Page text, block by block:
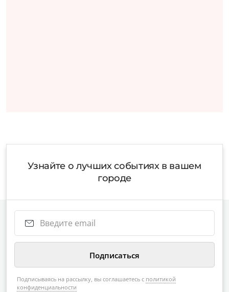
Узнайте о лучших событиях в вашем
городе
Подписываясь на рассылку, вы соглашаетесь с политикой
конфиденциальности